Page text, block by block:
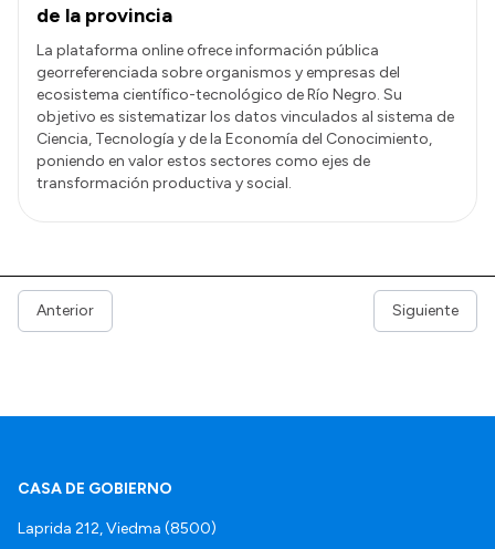
de la provincia
La plataforma online ofrece información pública
georreferenciada sobre organismos y empresas del
ecosistema científico-tecnológico de Río Negro. Su
objetivo es sistematizar los datos vinculados al sistema de
Ciencia, Tecnología y de la Economía del Conocimiento,
poniendo en valor estos sectores como ejes de
transformación productiva y social.
Anterior Siguiente
CASA DE GOBIERNO
Laprida 212, Viedma (8500)